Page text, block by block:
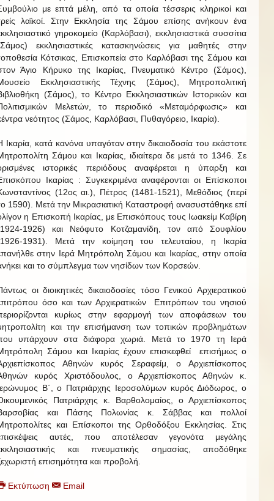
με επτά μέλη, από τα οποία τέσσερις κληρικοί και
λαϊκοί. Στην Εκκλησία της Σάμου επίσης ανήκουν ένα
γηροκομείο (Καρλόβασι), εκκλησιαστικά συσσίτια
εκκλησιαστικές κατασκηνώσεις για μαθητές στην
Κότσικας, Επισκοπεία στο Καρλόβασι της Σάμου και
Άγιο Κήρυκο της Ικαρίας, Πνευματικό Κέντρο (Σάμος),
Εκκλησιαστικής Τέχνης (Σάμος), Μητροπολιτική
(Σάμος), το Κέντρο Εκκλησιαστικών Ιστορικών και
Μελετών, το περιοδικό «Μεταμόρφωσις» και
νεότητος (Σάμος, Καρλόβασι, Πυθαγόρειο, Ικαρία).
Ικαρία, κατά κανόνα υπαγόταν στην δικαιοδοσία του εκάστοτε
Σάμου και Ικαρίας, ιδιαίτερα δε μετά το 1346. Σε
ιστορικές περιόδους αναφέρεται η ύπαρξη και
Ικαρίας : Συγκεκριμένα αναφέρονται οι Επίσκοποι
(12ος αι.), Πέτρος (1481-1521), Μεθόδιος (περί
1590). Μετά την Μικρασιατική Καταστροφή ανασυστάθηκε επί
η Επισκοπή Ικαρίας, με Επισκόπους τους Ιωακείμ Καβίρη
1926) και Νεόφυτο Κοτζαμανίδη, τον από Σουφλίου
1931). Μετά την κοίμηση του τελευταίου, η Ικαρία
στην Ιερά Μητρόπολη Σάμου και Ικαρίας, στην οποία
και το σύμπλεγμα των νησίδων των Κορσεών.
οι διοικητικές δικαιοδοσίες τόσο Γενικού Αρχιερατικού
όσο και των Αρχιερατικών Επιτρόπων του νησιού
κυρίως στην εφαρμογή των αποφάσεων του
και την επισήμανση των τοπικών προβλημάτων
υπάρχουν στα διάφορα χωριά. Μετά το 1970 τη Ιερά
Σάμου και Ικαρίας έχουν επισκεφθεί επισήμως ο
Αθηνών κυρός Σεραφείμ, ο Αρχιεπίσκοπος
κυρός Χριστόδουλος, ο Αρχιεπίσκοπος Αθηνών κ.
Β΄, ο Πατριάρχης Ιεροσολύμων κυρός Διόδωρος, ο
Πατριάρχης κ. Βαρθολομαίος, ο Αρχιεπίσκοπος
και Πάσης Πολωνίας κ. Σάββας και πολλοί
και Επίσκοποι της Ορθοδόξου Εκκλησίας. Στις
αυτές, που αποτέλεσαν γεγονότα μεγάλης
και πνευματικής σημασίας, αποδόθηκε
επισημότητα και προβολή.
Εκτύπωση Email